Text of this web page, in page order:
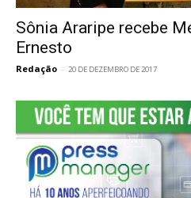
Sônia Araripe recebe
Ernesto
Redação - 20 DE DEZEMBRO DE 2017